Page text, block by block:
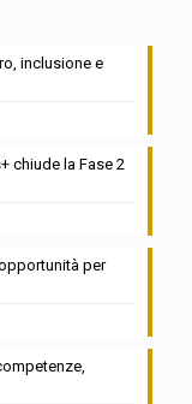
inclusione e
chiude la Fase 2
per